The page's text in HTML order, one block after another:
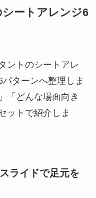
ートアレンジ6
ントのシートアレ
ターンへ整理しま
「どんな場面向き
ットで紹介しま
ライドで足元を